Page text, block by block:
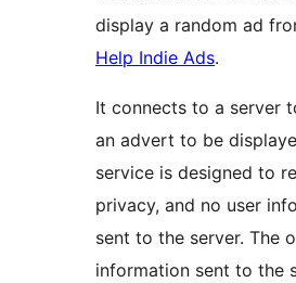
display a random ad
Help Indie Ads.
It connects to a server
an advert to be
service is designed to
privacy, and no user
sent to the server. The
information sent to the